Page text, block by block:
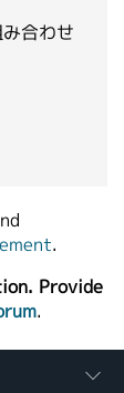
合わせ
.
Provide
.